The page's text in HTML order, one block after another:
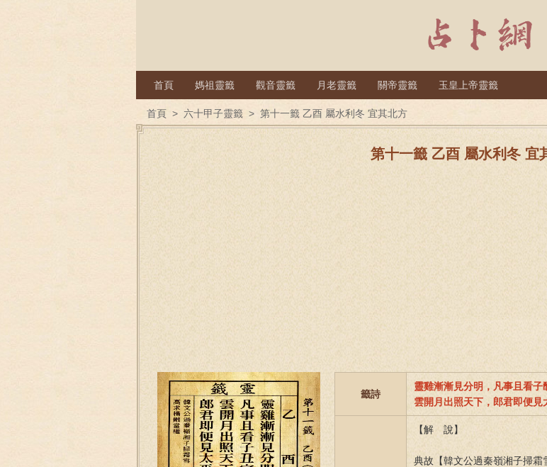
首頁 媽祖靈籤 觀音靈籤 月老靈籤 關帝靈籤 玉皇上帝靈籤
首頁 > 六十甲子靈籤 > 第十一籤 乙酉 屬水利冬 宜其北方
第十一籤 乙酉 屬水利冬 宜
籤詩
靈雞漸漸見分明，凡事且看子
雲開月出照天下，郎君即便見
【解 說】
典故【韓文公過秦嶺湘子掃霜